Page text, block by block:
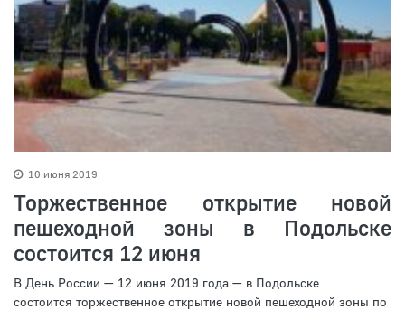
10 июня 2019
Торжественное открытие новой
пешеходной зоны в Подольске
состоится 12 июня
В День России — 12 июня 2019 года — в Подольске
состоится торжественное открытие новой пешеходной зоны по